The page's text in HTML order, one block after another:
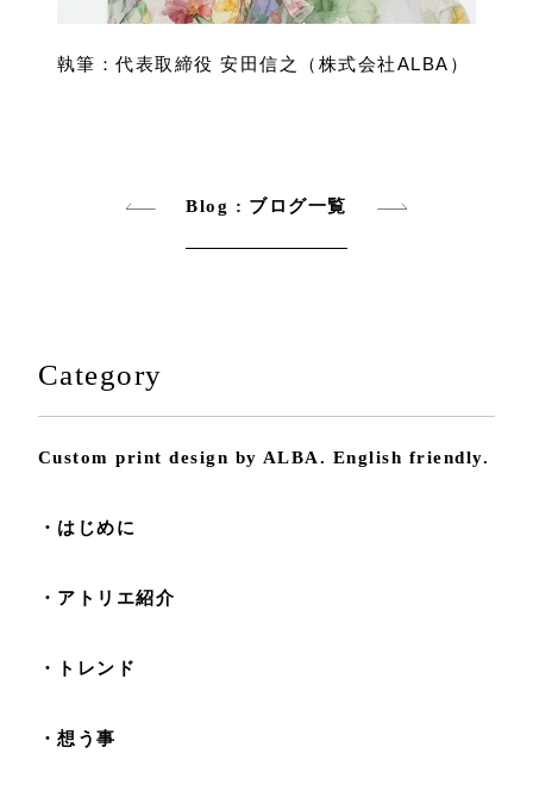
執筆：代表取締役 安田信之（株式会社ALBA）
Blog : ブログ一覧
Category
Custom print design by ALBA. English friendly.
・はじめに
・アトリエ紹介
・トレンド
・想う事